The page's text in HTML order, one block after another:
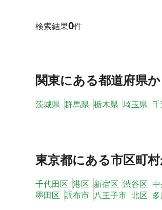
検索結果0件
関東にある都道府県
茨城県 群馬県 栃木県 埼玉県
東京都にある市区町
千代田区 港区 新宿区 渋谷区
墨田区 調布市 八王子市 北区